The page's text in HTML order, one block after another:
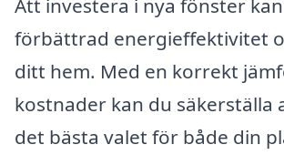
Att investera i nya fönster
förbättrad energieffektivitet
ditt hem. Med en korrekt
kostnader kan du säkerställa
det bästa valet för både din